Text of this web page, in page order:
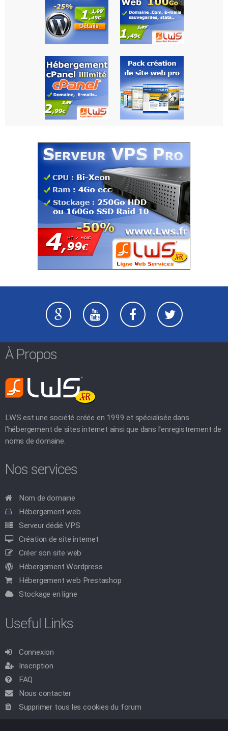
À Propos
LWS est une société créée en 1999 et spécialisée dans
l'hébergement de sites internet ainsi que dans l'enregistrement de
noms de domaine.
Nos services
Nom de domaine
Hébergement web
Serveur dédié VPS
Création de site internet
Créer son site web
Hébergement Wordpress
Hébergement web Prestashop
Stockage en ligne
Useful Links
Connexion
Inscription
FAQ
Nous contacter
Supprimer tous les cookies du forum